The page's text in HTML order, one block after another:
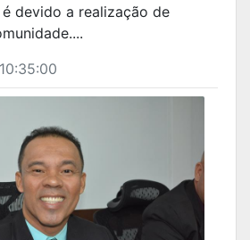
devido a realização de